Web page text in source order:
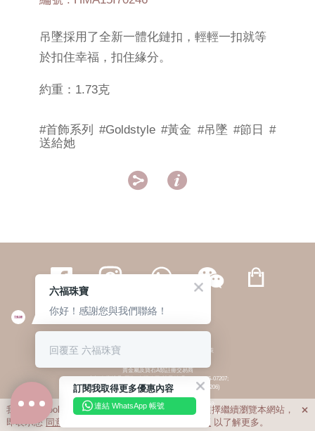
吊墜採用了全新一體化鏈扣，輕輕一扣就等
於扣住幸福，扣住緣分。
約重：1.73克
#首飾系列 #Goldstyle #黃金 #吊墜 #節日
#
送給她
 
繁體 | 簡体
© 六福集團 版權所有 不得轉載 私隱政策
貴金屬及寶石A類註冊交易商
(六福企業禮品(國際)有限公司-註冊號碼:A-B-24-05-07207;
六福電子商貿有限公司-註冊號碼:A-B-24-05-07206)
貴金屬及寶石B類註冊交易商
(六福集團有限公司-註冊號碼:B-B-24-05-07258;
六福珠寶金行(香港)有限公司-註冊號碼:B-B-24-05-07259)
我們利用cookies為您提供最佳的瀏覽體驗。若您選擇繼續瀏覽本網站，
即表示您 同意 私隱政策 以了解更多。

訂閱我取得更多優惠內容
連結 WhatsApp 帳號
六福珠寶
你好！感謝您與我們聯絡！
回覆至 六福珠寶